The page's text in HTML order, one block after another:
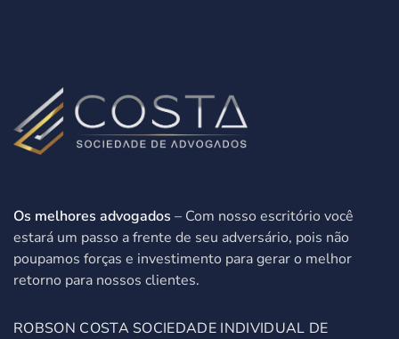
Os melhores advogados – Com nosso escritório você
estará um passo a frente de seu adversário, pois não
poupamos forças e investimento para gerar o melhor
retorno para nossos clientes.
ROBSON COSTA SOCIEDADE INDIVIDUAL DE